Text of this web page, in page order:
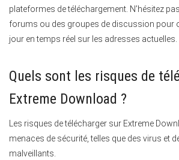
plateformes de téléchargement. N’hésitez
forums ou des groupes de discussion pour
jour en temps réel sur les adresses actuelles.
Quels sont les risques de
Extreme Download ?
Les risques de télécharger sur Extreme
menaces de sécurité, telles que des virus et
malveillants.